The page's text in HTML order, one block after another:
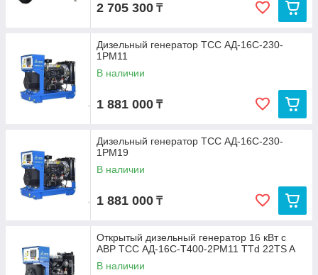
2 705 300 ₸
Дизельный генератор ТСС АД-16С-230-
1РМ11
В наличии
1 881 000 ₸
Дизельный генератор ТСС АД-16С-230-
1РМ19
В наличии
1 881 000 ₸
Открытый дизельный генератор 16 кВт с
АВР ТСС АД-16С-Т400-2РМ11 TTd 22TS A
В наличии